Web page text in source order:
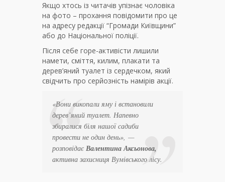
Якщо хтось із читачів упізнає чоловіка
на фото – прохання повідомити про це
на адресу редакції “Громади Київщини”
або до Національної поліції.
Після себе горе-активісти лишили
намети, сміття, килим, плакати та
дерев’яний туалет із сердечком, який
свідчить про серйозність намірів акції.
«Вони викопали яму і встановили
дерев’яний туалет. Напевно
збиралися біля нашої садиби
провести не один день», —
розповідає Валентина Аксьонова,
активна захисниця Вумівського лісу.